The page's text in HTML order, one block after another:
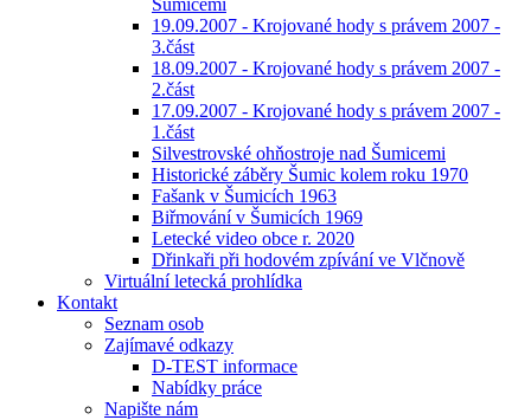
Šumicemi
19.09.2007 - Krojované hody s právem 2007 -
3.část
18.09.2007 - Krojované hody s právem 2007 -
2.část
17.09.2007 - Krojované hody s právem 2007 -
1.část
Silvestrovské ohňostroje nad Šumicemi
Historické záběry Šumic kolem roku 1970
Fašank v Šumicích 1963
Biřmování v Šumicích 1969
Letecké video obce r. 2020
Dřinkaři při hodovém zpívání ve Vlčnově
Virtuální letecká prohlídka
Kontakt
Seznam osob
Zajímavé odkazy
D-TEST informace
Nabídky práce
Napište nám